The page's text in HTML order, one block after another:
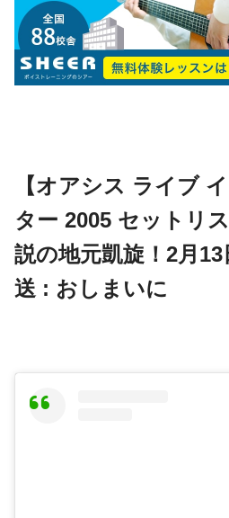
【オアシス ライブ
ター 2005 セットリ
説の地元凱旋！2月
送 : おしまいに